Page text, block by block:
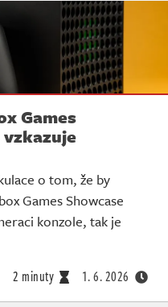
Games
o tom, že by
Games Showcase
konzole, tak je
2 minuty 1. 6. 2026